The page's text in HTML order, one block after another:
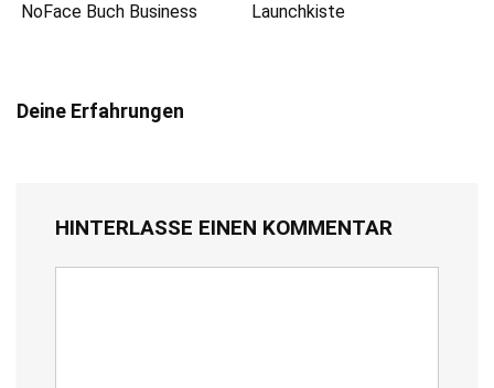
NoFace Buch Business Launchkiste
Deine Erfahrungen
HINTERLASSE EINEN KOMMENTAR